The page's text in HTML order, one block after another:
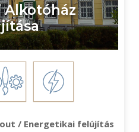
Alkotóház
/ Energetikai felújítás